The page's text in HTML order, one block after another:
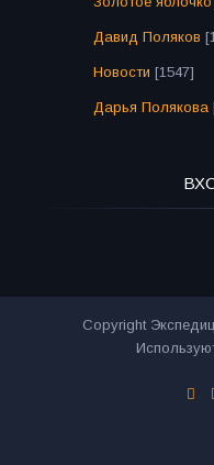
Давид Поляков
Новости [1547]
Дарья Полякова
Copyright